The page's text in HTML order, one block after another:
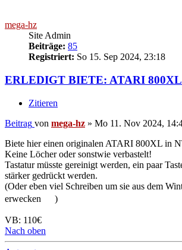
mega-hz
Site Admin
Beiträge: 85
Registriert: So 15. Sep 2024, 23:18
ERLEDIGT BIETE: ATARI
Zitieren
Beitrag von mega-hz » Mo 11. Nov 2024,
Biete hier einen originalen ATARI 800XL in
Keine Löcher oder sonstwie verbastelt!
Tastatur müsste gereinigt werden, ein paar
stärker gedrückt werden.
(Oder eben viel Schreiben um sie aus dem
erwecken
)
VB: 110€
Nach oben